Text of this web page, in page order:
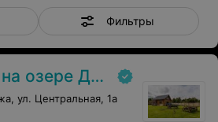
Фильтры
озере Должа
ул. Центральная, 1а